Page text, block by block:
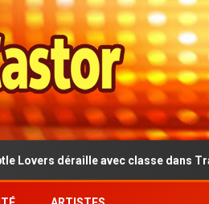
avec classe dans Train of Troubles